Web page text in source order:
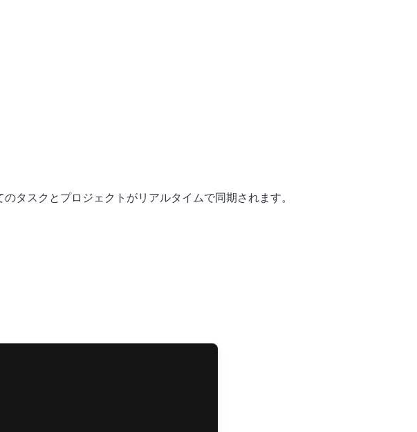
タスクとプロジェクトがリアルタイムで同期されます。